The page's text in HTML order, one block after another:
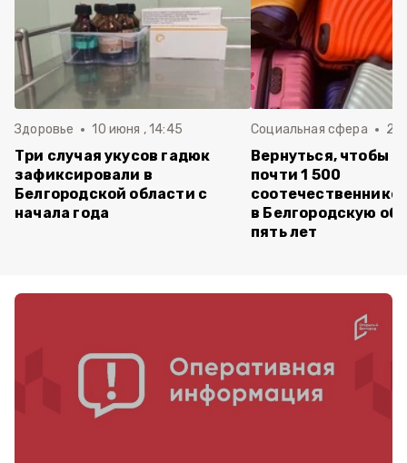
Здоровье 10 июня , 14:45
Три случая укусов гадюк
зафиксировали в
Белгородской области с
начала года
Социальная сфера 20
Вернуться, чтобы
почти 1 500
в Белгородскую
пять лет